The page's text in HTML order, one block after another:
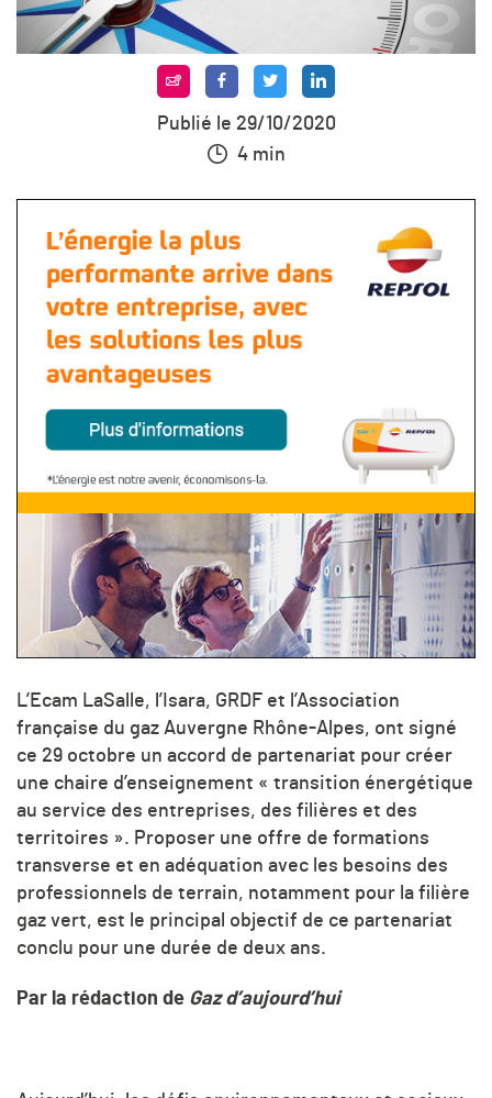
Publié le 29/10/2020
4 min
L’Ecam LaSalle, l’Isara, GRDF et l’Association
française du gaz Auvergne Rhône-Alpes, ont signé
ce 29 octobre un accord de partenariat pour créer
une chaire d’enseignement « transition énergétique
au service des entreprises, des filières et des
territoires ». Proposer une offre de formations
transverse et en adéquation avec les besoins des
professionnels de terrain, notamment pour la filière
gaz vert, est le principal objectif de ce partenariat
conclu pour une durée de deux ans.
Par la rédaction de Gaz d’aujourd’hui